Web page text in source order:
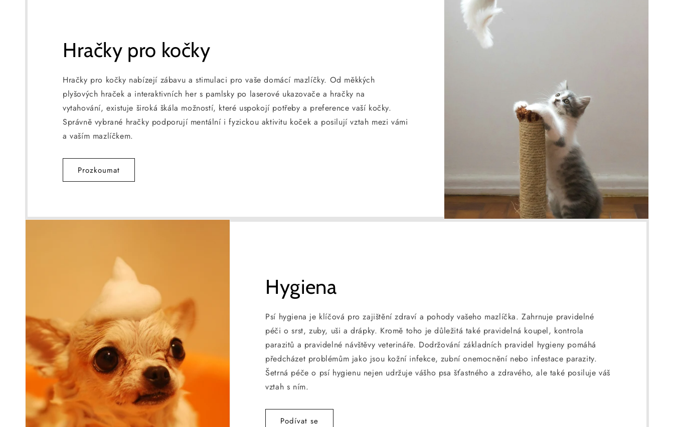
Hračky pro kočky
Hračky pro kočky nabízejí zábavu a stimulaci pro vaše domácí mazlíčky. Od měkkých
plyšových hraček a interaktivních her s pamlsky po laserové ukazovače a hračky na
vytahování, existuje široká škála možností, které uspokojí potřeby a preference vaší kočky.
Správně vybrané hračky podporují mentální i fyzickou aktivitu koček a posilují vztah mezi vámi
a vaším mazlíčkem.
Prozkoumat
Hygiena
Psí hygiena je klíčová pro zajištění zdraví a pohody vašeho mazlíčka. Zahrnuje pravidelné
péči o srst, zuby, uši a drápky. Kromě toho je důležitá také pravidelná koupel, kontrola
parazitů a pravidelné návštěvy veterináře. Dodržování základních pravidel hygieny pomáhá
předcházet problémům jako jsou kožní infekce, zubní onemocnění nebo infestace parazity.
Šetrná péče o psí hygienu nejen udržuje vášho psa šťastného a zdravého, ale také posiluje váš
vztah s ním.
Podívat se